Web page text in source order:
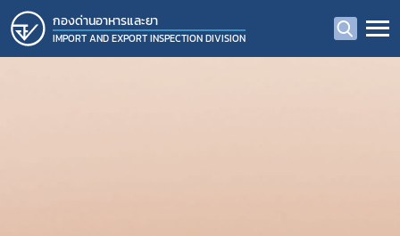
กองด่านอาหารและยา
IMPORT AND EXPORT INSPECTION DIVISION